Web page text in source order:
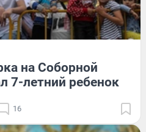
на Соборной
7-летний ребенок
16